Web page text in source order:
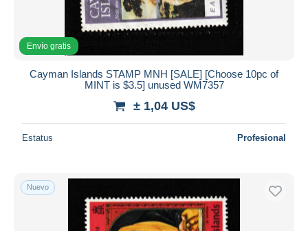
Envío gratis
Cayman Islands STAMP MNH [SALE] [Choose 10pc of
MINT is $3.5] unused WM7357
± 1,04 US$
Estatus Profesional
Nuevo